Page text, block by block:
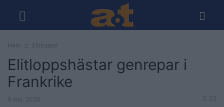
Hem Elitloppet
Elitloppshästar genrepar i
Frankrike
8 maj, 2026 23